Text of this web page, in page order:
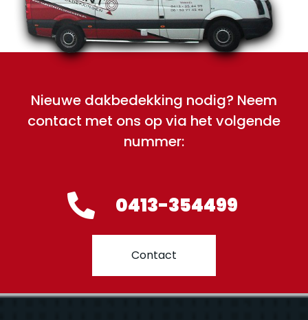
Nieuwe dakbedekking nodig? Neem
contact met ons op via het volgende
nummer:
0413-354499
Contact